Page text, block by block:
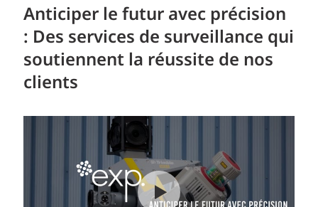
Anticiper le futur avec précision
: Des services de surveillance qui
soutiennent la réussite de nos
clients